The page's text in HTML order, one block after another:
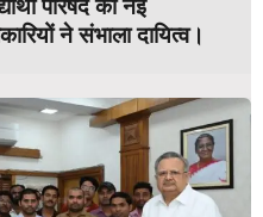
परिषद की नई
ने संभाला दायित्व।